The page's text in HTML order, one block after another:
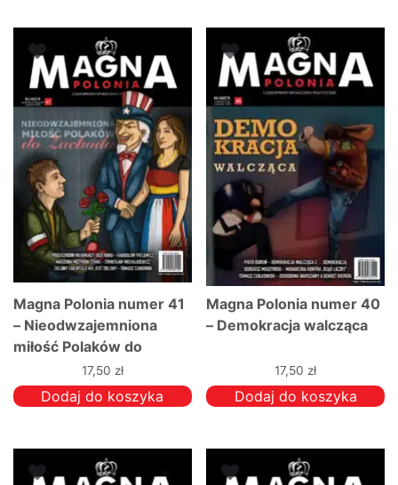
Magna Polonia numer 41
– Nieodwzajemniona
miłość Polaków do
17,50 zł
Dodaj do koszyka
Magna Polonia numer 40
– Demokracja walcząca
17,50 zł
Dodaj do koszyka